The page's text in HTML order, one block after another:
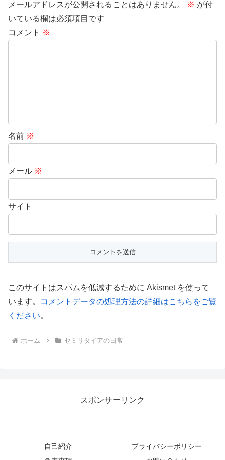
メールアドレスが公開されることはありません。 ※ が付
いている欄は必須項目です
コメント ※
名前 ※
メール ※
サイト
このサイトはスパムを低減するために Akismet を使って
います。
コメントデータの処理方法の詳細はこちらをご覧
ください。
ホーム セミリタイアの日常
スポンサーリンク
自己紹介
プライバシーポリシー